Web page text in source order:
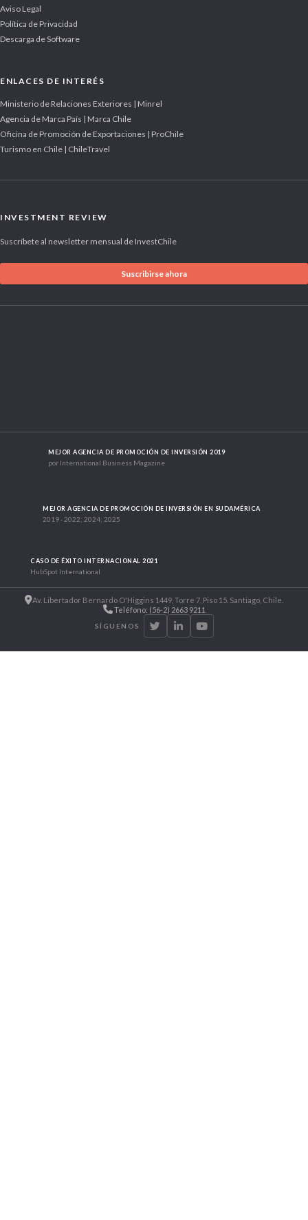
Aviso Legal
Política de Privacidad
Descarga de Software
ENLACES DE INTERÉS
Ministerio de Relaciones Exteriores | Minrel
Agencia de Marca País | Marca Chile
Oficina de Promoción de Exportaciones | ProChile
Turismo en Chile | ChileTravel
INVESTMENT REVIEW
Suscríbete al newsletter mensual de InvestChile
Suscribirse ahora
MEJOR AGENCIA DE PROMOCIÓN DE INVERSIÓN 2019
por International Business Magazine
MEJOR AGENCIA DE PROMOCIÓN DE INVERSIÓN EN SUDAMÉRICA
2019 - 2022; 2024; 2025
CASO DE ÉXITO INTERNACIONAL 2021
HubSpot International
Av. Libertador Bernardo O'Higgins 1449, Torre 7, Piso 15. Santiago, Chile.
Teléfono: (56-2) 2663 9211
SÍGUENOS